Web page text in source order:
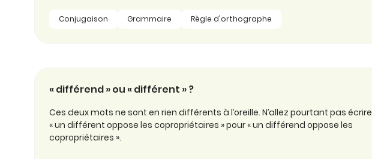
Conjugaison Grammaire Règle d'orthographe
« différend » ou « différent » ?
Ces deux mots ne sont en rien différents à l’oreille. N’allez pourtant pas écrire
« un différent oppose les copropriétaires » pour « un différend oppose les
copropriétaires ».